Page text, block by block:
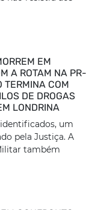
EM
A ROTAM NA PR-
TERMINA COM
DE DROGAS
LONDRINA
um
pela Justiça. A
também